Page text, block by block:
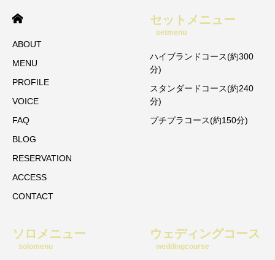
ABOUT
MENU
PROFILE
VOICE
FAQ
BLOG
RESERVATION
ACCESS
CONTACT
セットメニュー
setmenu
ハイブランドコース(約300
分)
スタンダードコース(約240
分)
プチプラコース(約150分)
ソロメニュー
solomenu
ウェディングコース
weddingcourse